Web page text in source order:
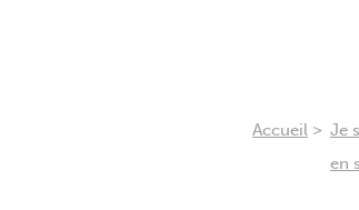
Accueil > Je
en